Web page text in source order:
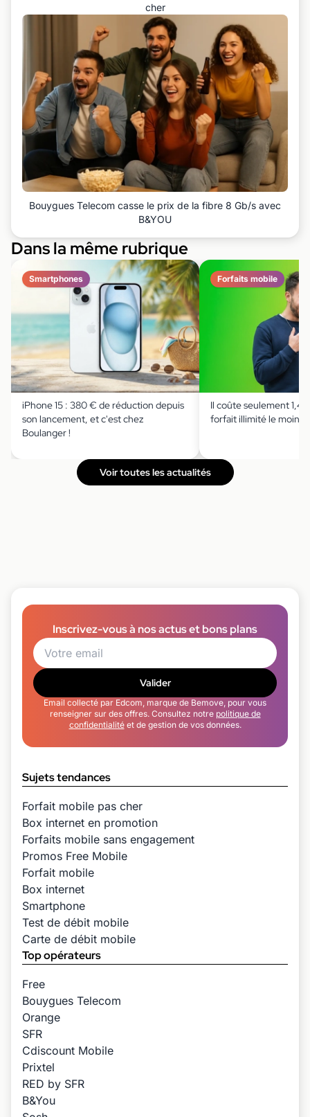
cher
Bouygues Telecom casse le prix de la fibre 8 Gb/s avec
B&YOU
Dans la même rubrique
Smartphones
iPhone 15 : 380 € de réduction depuis
son lancement, et c'est chez
Boulanger !
Forfaits mobile
Il coûte seulement
forfait illimité le moins
Voir toutes les actualités
Inscrivez-vous à nos actus et bons plans
Valider
Email collecté par Edcom, marque de Bemove, pour vous
renseigner sur des offres. Consultez notre politique de
confidentialitéet de gestion de vos données.
Sujets tendances
Forfait mobile pas cher
Box internet en promotion
Forfaits mobile sans engagement
Promos Free Mobile
Forfait mobile
Box internet
Smartphone
Test de débit mobile
Carte de débit mobile
Top opérateurs
Free
Bouygues Telecom
Orange
SFR
Cdiscount Mobile
Prixtel
RED by SFR
B&You